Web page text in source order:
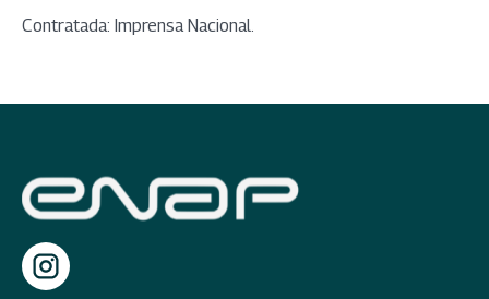
Contratada: Imprensa Nacional.